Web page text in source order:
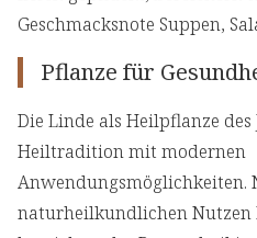
Geschmacksnote Suppen,
Pflanze für
Die Linde als Heilpflanze
Heiltradition mit modernen
Anwendungsmöglichkeiten.
naturheilkundlichen Nutzen